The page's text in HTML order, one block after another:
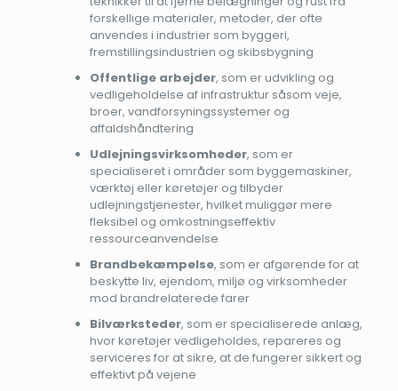
forskellige materialer, metoder, der ofte
anvendes i industrier som byggeri,
fremstillingsindustrien og skibsbygning
Offentlige arbejder, som er udvikling og
vedligeholdelse af infrastruktur såsom veje,
broer, vandforsyningssystemer og
affaldshåndtering
Udlejningsvirksomheder, som er
specialiseret i områder som byggemaskiner,
værktøj eller køretøjer og tilbyder
udlejningstjenester, hvilket muliggør mere
fleksibel og omkostningseffektiv
ressourceanvendelse
Brandbekæmpelse, som er afgørende for at
beskytte liv, ejendom, miljø og virksomheder
mod brandrelaterede farer
Bilværksteder, som er specialiserede anlæg,
hvor køretøjer vedligeholdes, repareres og
serviceres for at sikre, at de fungerer sikkert og
effektivt på vejene